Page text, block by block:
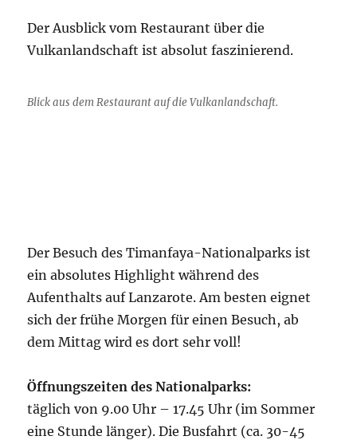
Der Ausblick vom Restaurant über die
Vulkanlandschaft ist absolut faszinierend.
Blick aus dem Restaurant auf die Vulkanlandschaft.
Der Besuch des Timanfaya-Nationalparks ist
ein absolutes Highlight während des
Aufenthalts auf Lanzarote. Am besten eignet
sich der frühe Morgen für einen Besuch, ab
dem Mittag wird es dort sehr voll!
Öffnungszeiten des Nationalparks:
täglich von 9.00 Uhr – 17.45 Uhr (im Sommer
eine Stunde länger). Die Busfahrt (ca. 30-45